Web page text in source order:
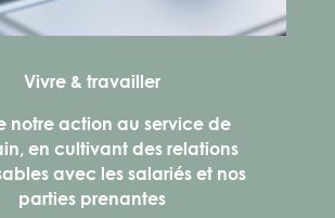
Vivre & travailler
notre action au service de
en cultivant des relations
avec les salariés et nos
parties prenantes